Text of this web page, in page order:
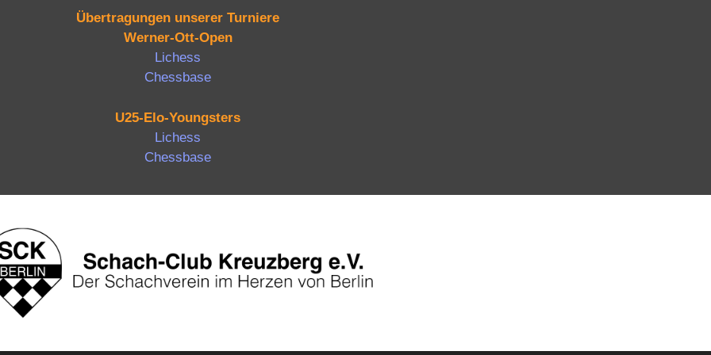
Übertragungen unserer Turniere
Werner-Ott-Open
Lichess
Chessbase
U25-Elo-Youngsters
Lichess
Chessbase